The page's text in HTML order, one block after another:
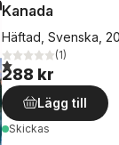
Kanada
Häftad, Svenska,
1,0utav 5 stjärnor.
(1)
288 kr
Lägg till
Skickas